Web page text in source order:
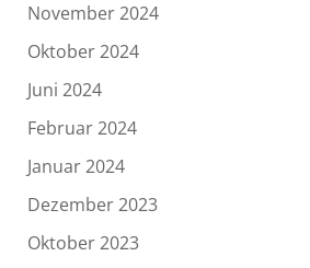
November 2024
Oktober 2024
Juni 2024
Februar 2024
Januar 2024
Dezember 2023
Oktober 2023